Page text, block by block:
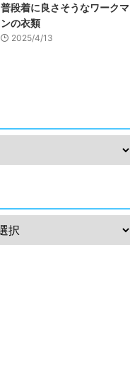
普段着に良さそうなワークマ
ンの衣類
2025/4/13